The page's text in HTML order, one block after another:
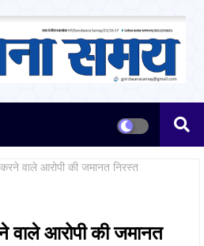
वाले आरोपी की जमानत निरस्‍त
आरोपी की जमानत